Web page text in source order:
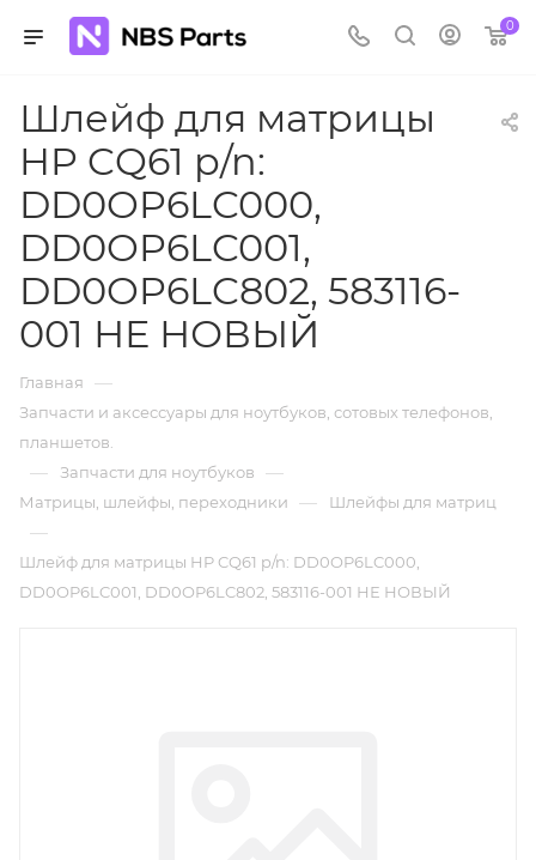
0
Шлейф для матрицы
HP CQ61 p/n:
DD0OP6LC000,
DD0OP6LC001,
DD0OP6LC802, 583116-
001 НЕ НОВЫЙ
Главная —
Запчасти и аксессуары для ноутбуков, сотовых телефонов,
планшетов.
— Запчасти для ноутбуков —
Матрицы, шлейфы, переходники — Шлейфы для матриц
—
Шлейф для матрицы HP CQ61 p/n: DD0OP6LC000,
DD0OP6LC001, DD0OP6LC802, 583116-001 НЕ НОВЫЙ